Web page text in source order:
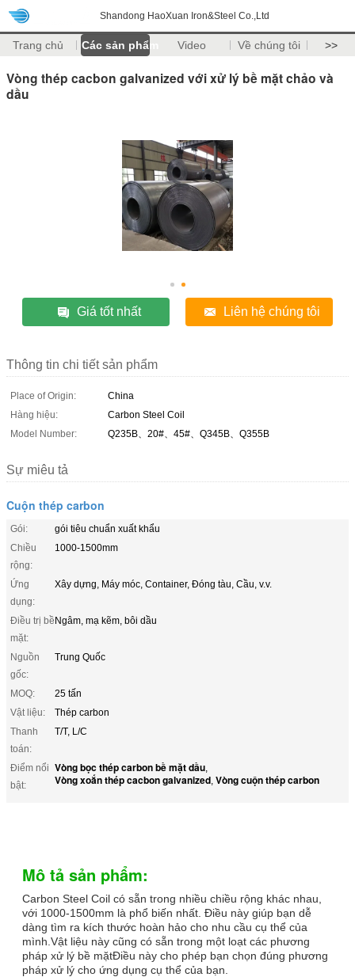
Shandong HaoXuan Iron&Steel Co.,Ltd
Trang chủ Các sản phẩm Video Về chúng tôi >>
Vòng thép cacbon galvanized với xử lý bề mặt chảo và
dầu
Giá tốt nhất Liên hệ chúng tôi
Thông tin chi tiết sản phẩm
Place of Origin:
China
Hàng hiệu:
Carbon Steel Coil
Model Number:
Q235B、20#、45#、Q345B、Q355B
Sự miêu tả
Cuộn thép carbon
Gói:
gói tiêu chuẩn xuất khẩu
Chiều
rộng:
1000-1500mm
Ứng
dụng:
Xây dựng, Máy móc, Container, Đóng tàu, Cầu, v.v.
Điều trị bề
mặt:
Ngâm, mạ kẽm, bôi dầu
Nguồn
gốc:
Trung Quốc
MOQ:
25 tấn
Vật liệu:
Thép carbon
Thanh
toán:
T/T, L/C
Điểm nổi
bật:
Vòng bọc thép carbon bề mặt dầu,
Vòng xoắn thép cacbon galvanized, Vòng cuộn thép carbon
Mô tả sản phẩm:
Carbon Steel Coil có sẵn trong nhiều chiều rộng khác nhau,
với 1000-1500mm là phổ biến nhất. Điều này giúp bạn dễ
dàng tìm ra kích thước hoàn hảo cho nhu cầu cụ thể của
mình.Vật liệu này cũng có sẵn trong một loạt các phương
pháp xử lý bề mặtĐiều này cho phép bạn chọn đúng phương
pháp xử lý cho ứng dụng cụ thể của bạn.